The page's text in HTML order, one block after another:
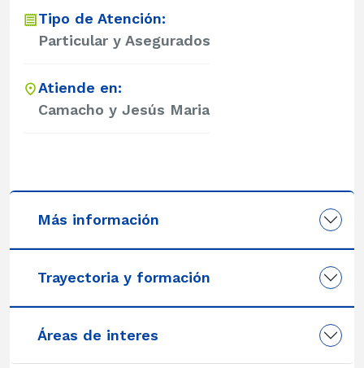
Tipo de Atención:
Particular y Asegurados
Atiende en:
Camacho y Jesús Maria
Más información
Trayectoria y formación
Áreas de interes